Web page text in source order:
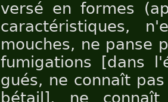
versé en formes
caractéristiques,
mouches, ne panse
fumigations [dans
gués, ne connaît
bétail], ne